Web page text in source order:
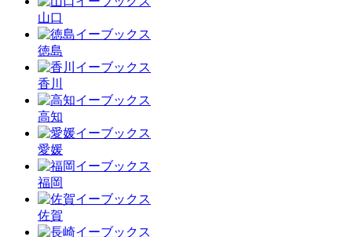
山口
徳島
香川
高知
愛媛
福岡
佐賀